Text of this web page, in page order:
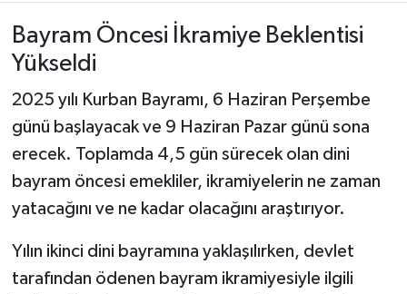
Bayram Öncesi İkramiye Beklentisi
Yükseldi
2025 yılı Kurban Bayramı, 6 Haziran Perşembe
günü başlayacak ve 9 Haziran Pazar günü sona
erecek. Toplamda 4,5 gün sürecek olan dini
bayram öncesi emekliler, ikramiyelerin ne zaman
yatacağını ve ne kadar olacağını araştırıyor.
Yılın ikinci dini bayramına yaklaşılırken, devlet
tarafından ödenen bayram ikramiyesiyle ilgili